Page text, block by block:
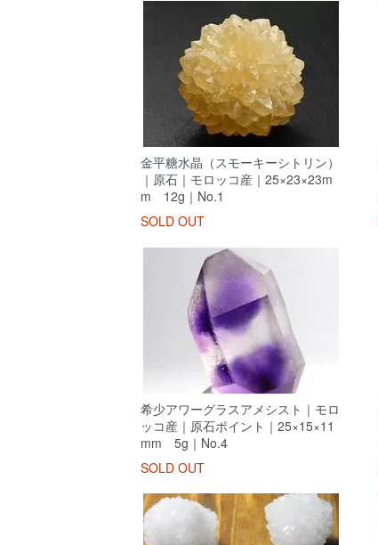
金平糖水晶（スモーキーシトリン）
｜原石｜モロッコ産｜25×23×23m
m 12g｜No.1
SOLD OUT
希少アワーグラスアメシスト｜モロ
ッコ産｜原石ポイント｜25×15×11
mm 5g｜No.4
SOLD OUT